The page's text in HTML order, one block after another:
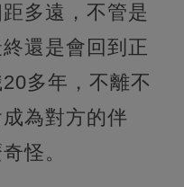
多遠，不管是
還是會回到正
多年，不離不
為對方的伴
怪。